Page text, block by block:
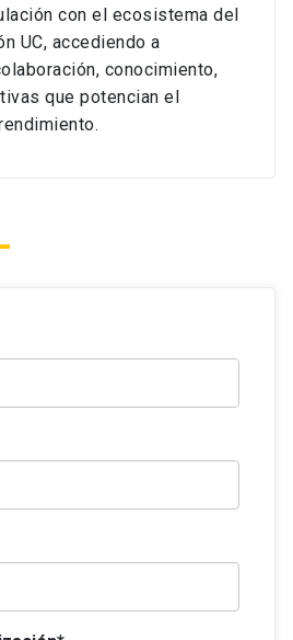
con el ecosistema del
UC, accediendo a
conocimiento,
que potencian el